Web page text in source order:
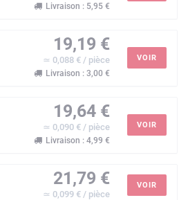
Livraison : 5,95 €
19,19 €
≃ 0,088 € / pièce
Livraison : 3,00 €
VOIR
19,64 €
≃ 0,090 € / pièce
Livraison : 4,99 €
VOIR
21,79 €
≃ 0,099 € / pièce
VOIR